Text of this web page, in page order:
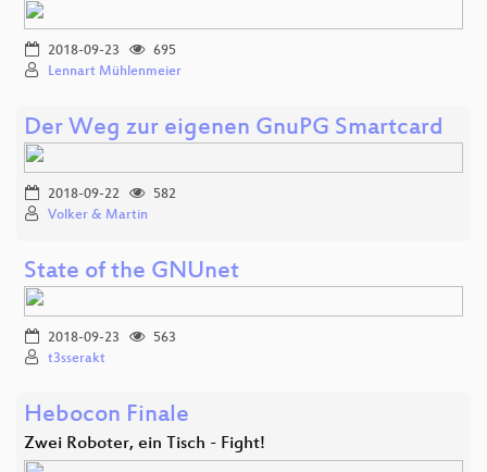
2018-09-23
695
Lennart Mühlenmeier
Der Weg zur eigenen GnuPG Smartcard
2018-09-22
582
Volker & Martin
State of the GNUnet
2018-09-23
563
t3sserakt
Hebocon Finale
Zwei Roboter, ein Tisch - Fight!